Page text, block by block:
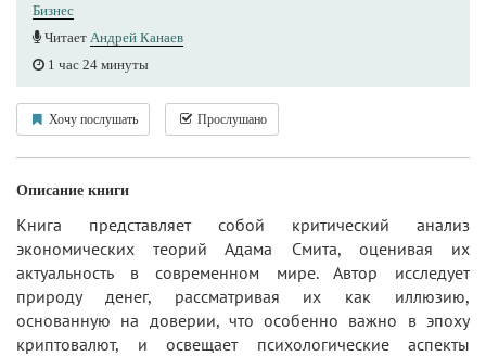
Бизнес
Читает Андрей Канаев
1 час 24 минуты
Хочу послушать Прослушано
Описание книги
Книга представляет собой критический анализ
экономических теорий Адама Смита, оценивая их
актуальность в современном мире. Автор исследует
природу денег, рассматривая их как иллюзию,
основанную на доверии, что особенно важно в эпоху
криптовалют, и освещает психологические аспекты